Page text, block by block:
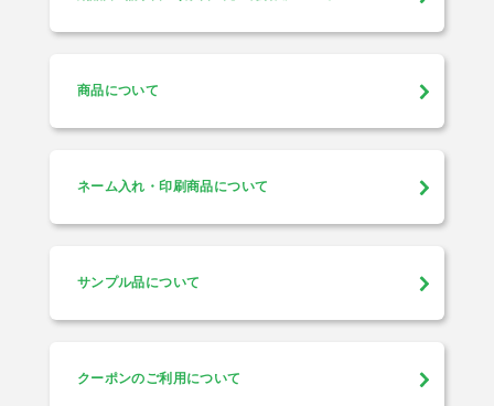
商品について
ネーム入れ・印刷商品について
サンプル品について
クーポンのご利用について